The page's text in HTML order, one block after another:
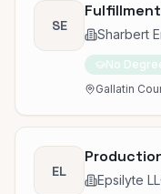
SE
Sharbert
No
Gallatin
EL
Epsilyte